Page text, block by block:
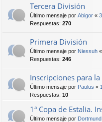
Tercera División
Último mensaje por Abigor «
Respuestas: 270
Primera División
Último mensaje por Niessuh «
Respuestas: 246
Inscripciones para la
Último mensaje por Paulus «
Respuestas: 10
1ª Copa de Estalia.
Último mensaje por Dortmund